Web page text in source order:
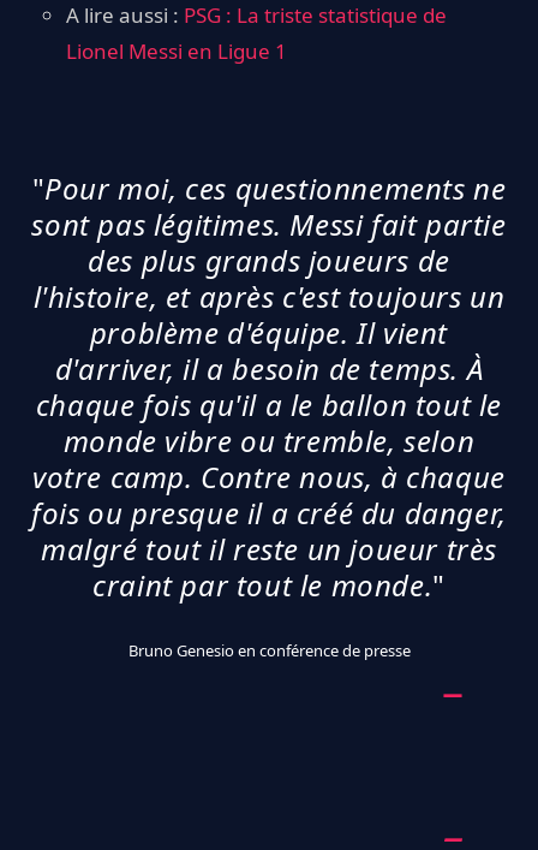
A lire aussi : PSG : La triste statistique de
Lionel Messi en Ligue 1
"Pour moi, ces questionnements ne
sont pas légitimes. Messi fait partie
des plus grands joueurs de
l'histoire, et après c'est toujours un
problème d'équipe. Il vient
d'arriver, il a besoin de temps. À
chaque fois qu'il a le ballon tout le
monde vibre ou tremble, selon
votre camp. Contre nous, à chaque
fois ou presque il a créé du danger,
malgré tout il reste un joueur très
craint par tout le monde."
Bruno Genesio en conférence de presse